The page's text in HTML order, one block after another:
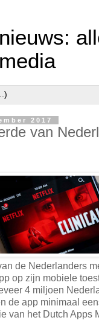
2017
van
de Nederlanders
op zijn mobiele
4 miljoen
de app minimaal
van het Dutch Apps